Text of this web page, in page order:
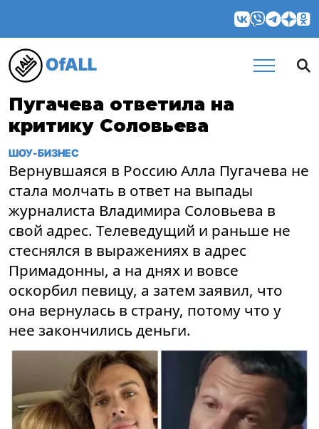
OfALL
Пугачева ответила на
критику Соловьева
ШОУ-БИЗНЕС
Вернувшаяся в Россию Алла Пугачева не
стала молчать в ответ на выпады
журналиста Владимира Соловьева в
свой адрес. Телеведущий и раньше не
стеснялся в выражениях в адрес
Примадонны, а на днях и вовсе
оскорбил певицу, а затем заявил, что
она вернулась в страну, потому что у
нее закончились деньги.